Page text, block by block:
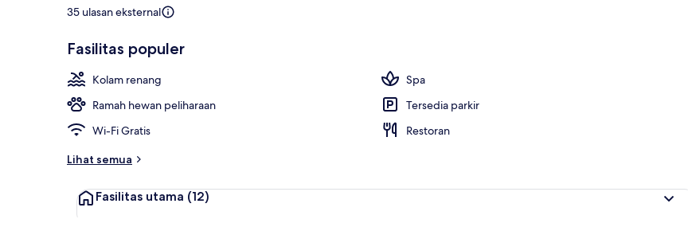
35 ulasan eksternal
Fasilitas populer
Kolam renang
Spa
Ramah hewan peliharaan
Tersedia parkir
Wi-Fi Gratis
Restoran
Lihat semua
Fasilitas utama (12)